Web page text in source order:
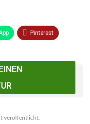
Pinterest
veröffentlicht.